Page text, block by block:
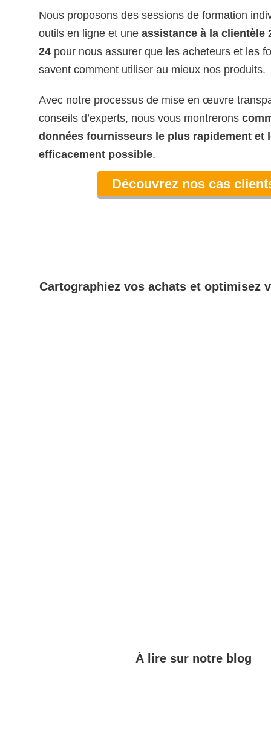
Nous proposons des sessions de formation
outils en ligne et une assistance à la clientèle
24 pour nous assurer que les acheteurs et les
savent comment utiliser au mieux nos produits.
Avec notre processus de mise en œuvre
conseils d’experts, nous vous montrerons
données fournisseurs le plus rapidement et
efficacement possible.
Découvrez nos cas
Cartographiez vos achats et optimisez
À lire sur notre blog